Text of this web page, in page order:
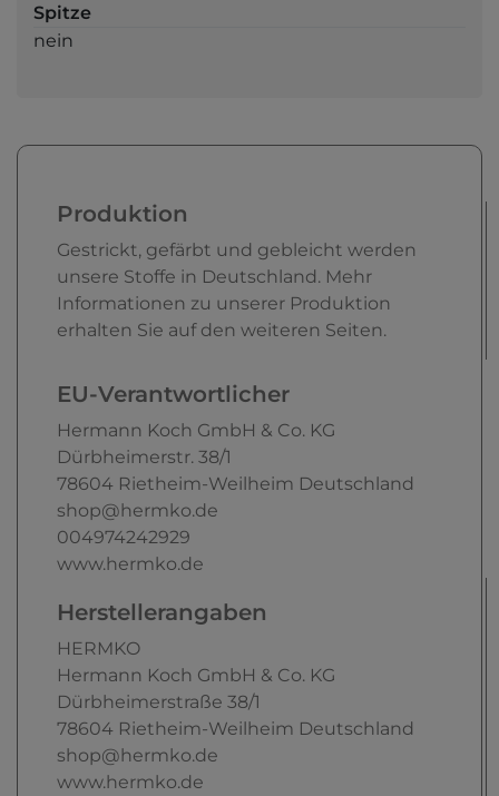
Spitze
nein
Produktion
Gestrickt, gefärbt und gebleicht werden
unsere Stoffe in Deutschland. Mehr
Informationen zu unserer Produktion
erhalten Sie auf den weiteren Seiten.
EU-Verantwortlicher
Hermann Koch GmbH & Co. KG
Dürbheimerstr. 38/1
78604 Rietheim-Weilheim Deutschland
shop@hermko.de
004974242929
www.hermko.de
Herstellerangaben
HERMKO
Hermann Koch GmbH & Co. KG
Dürbheimerstraße 38/1
78604 Rietheim-Weilheim Deutschland
shop@hermko.de
www.hermko.de